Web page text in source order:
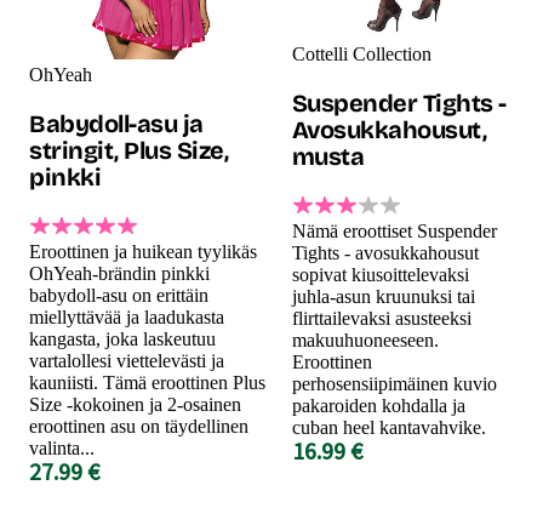
OhYeah
Babydoll-asu ja
stringit, Plus Size,
pinkki
Eroottinen ja huikean tyylikäs
OhYeah-brändin pinkki
babydoll-asu on erittäin
miellyttävää ja laadukasta
kangasta, joka laskeutuu
vartalollesi viettelevästi ja
kauniisti. Tämä eroottinen Plus
Size -kokoinen ja 2-osainen
eroottinen asu on täydellinen
valinta...
27.99 €
Cottelli Collection
Suspender Tights -
Avosukkahousut,
musta
Nämä eroottiset Suspender
Tights - avosukkahousut
sopivat kiusoittelevaksi
juhla-asun kruunuksi tai
flirttailevaksi asusteeksi
makuuhuoneeseen.
Eroottinen
perhosensiipimäinen kuvio
pakaroiden kohdalla ja
cuban heel kantavahvike.
16.99 €